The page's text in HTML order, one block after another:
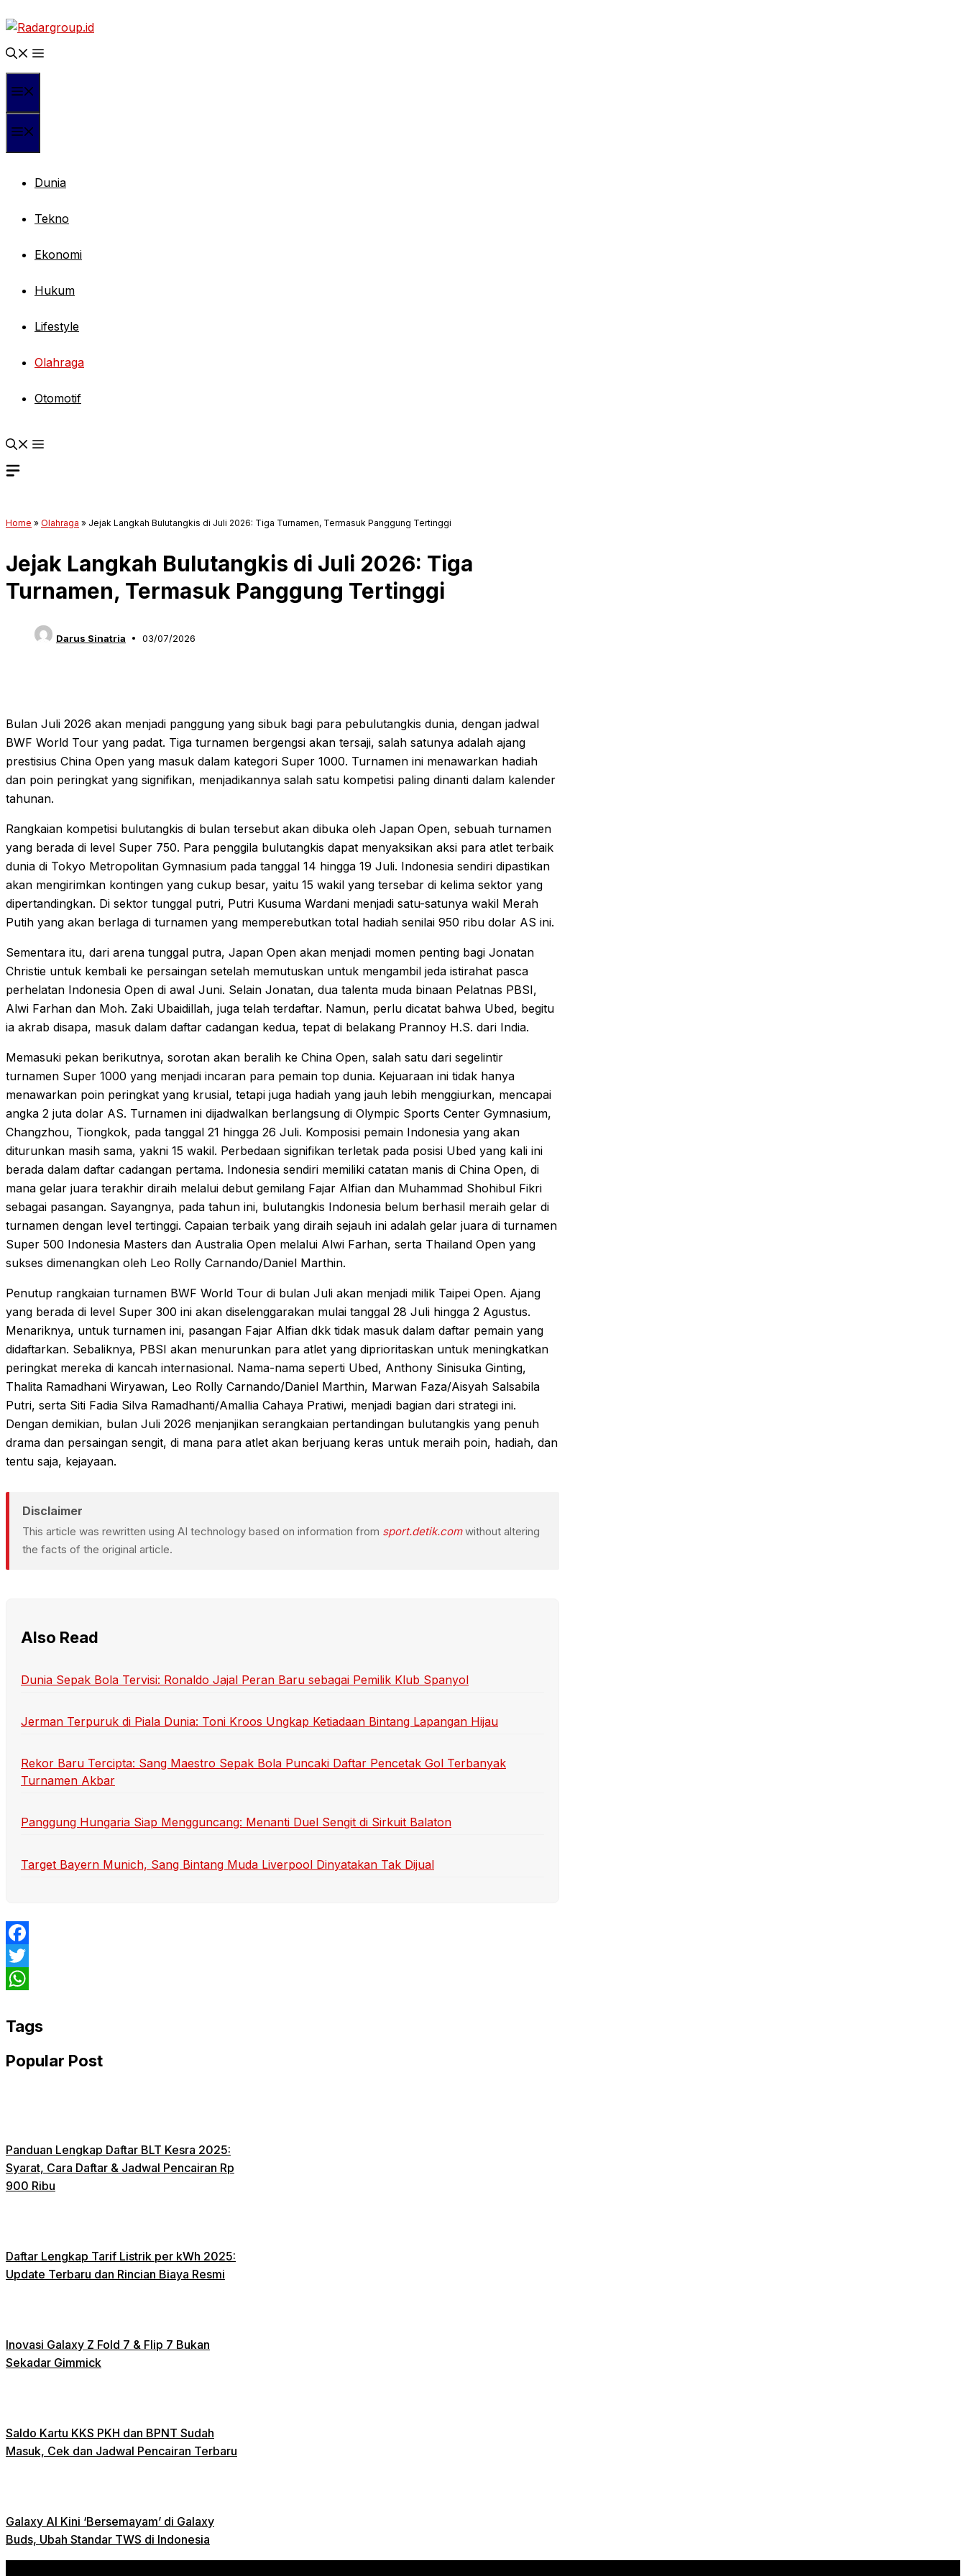
ke
isi
Dunia
Tekno
Ekonomi
Hukum
Lifestyle
Olahraga
Otomotif
Home » Olahraga » Jejak Langkah Bulutangkis di Juli 2026: Tiga Turnamen, Termasuk Panggung Tertinggi
Jejak Langkah Bulutangkis di Juli 2026: Tiga
Turnamen, Termasuk Panggung Tertinggi
Darus Sinatria 03/07/2026
Bulan Juli 2026 akan menjadi panggung yang sibuk bagi para pebulutangkis dunia, dengan jadwal
BWF World Tour yang padat. Tiga turnamen bergengsi akan tersaji, salah satunya adalah ajang
prestisius China Open yang masuk dalam kategori Super 1000. Turnamen ini menawarkan hadiah
dan poin peringkat yang signifikan, menjadikannya salah satu kompetisi paling dinanti dalam kalender
tahunan.
Rangkaian kompetisi bulutangkis di bulan tersebut akan dibuka oleh Japan Open, sebuah turnamen
yang berada di level Super 750. Para penggila bulutangkis dapat menyaksikan aksi para atlet terbaik
dunia di Tokyo Metropolitan Gymnasium pada tanggal 14 hingga 19 Juli. Indonesia sendiri dipastikan
akan mengirimkan kontingen yang cukup besar, yaitu 15 wakil yang tersebar di kelima sektor yang
dipertandingkan. Di sektor tunggal putri, Putri Kusuma Wardani menjadi satu-satunya wakil Merah
Putih yang akan berlaga di turnamen yang memperebutkan total hadiah senilai 950 ribu dolar AS ini.
Sementara itu, dari arena tunggal putra, Japan Open akan menjadi momen penting bagi Jonatan
Christie untuk kembali ke persaingan setelah memutuskan untuk mengambil jeda istirahat pasca
perhelatan Indonesia Open di awal Juni. Selain Jonatan, dua talenta muda binaan Pelatnas PBSI,
Alwi Farhan dan Moh. Zaki Ubaidillah, juga telah terdaftar. Namun, perlu dicatat bahwa Ubed, begitu
ia akrab disapa, masuk dalam daftar cadangan kedua, tepat di belakang Prannoy H.S. dari India.
Memasuki pekan berikutnya, sorotan akan beralih ke China Open, salah satu dari segelintir
turnamen Super 1000 yang menjadi incaran para pemain top dunia. Kejuaraan ini tidak hanya
menawarkan poin peringkat yang krusial, tetapi juga hadiah yang jauh lebih menggiurkan, mencapai
angka 2 juta dolar AS. Turnamen ini dijadwalkan berlangsung di Olympic Sports Center Gymnasium,
Changzhou, Tiongkok, pada tanggal 21 hingga 26 Juli. Komposisi pemain Indonesia yang akan
diturunkan masih sama, yakni 15 wakil. Perbedaan signifikan terletak pada posisi Ubed yang kali ini
berada dalam daftar cadangan pertama. Indonesia sendiri memiliki catatan manis di China Open, di
mana gelar juara terakhir diraih melalui debut gemilang Fajar Alfian dan Muhammad Shohibul Fikri
sebagai pasangan. Sayangnya, pada tahun ini, bulutangkis Indonesia belum berhasil meraih gelar di
turnamen dengan level tertinggi. Capaian terbaik yang diraih sejauh ini adalah gelar juara di turnamen
Super 500 Indonesia Masters dan Australia Open melalui Alwi Farhan, serta Thailand Open yang
sukses dimenangkan oleh Leo Rolly Carnando/Daniel Marthin.
Penutup rangkaian turnamen BWF World Tour di bulan Juli akan menjadi milik Taipei Open. Ajang
yang berada di level Super 300 ini akan diselenggarakan mulai tanggal 28 Juli hingga 2 Agustus.
Menariknya, untuk turnamen ini, pasangan Fajar Alfian dkk tidak masuk dalam daftar pemain yang
didaftarkan. Sebaliknya, PBSI akan menurunkan para atlet yang diprioritaskan untuk meningkatkan
peringkat mereka di kancah internasional. Nama-nama seperti Ubed, Anthony Sinisuka Ginting,
Thalita Ramadhani Wiryawan, Leo Rolly Carnando/Daniel Marthin, Marwan Faza/Aisyah Salsabila
Putri, serta Siti Fadia Silva Ramadhanti/Amallia Cahaya Pratiwi, menjadi bagian dari strategi ini.
Dengan demikian, bulan Juli 2026 menjanjikan serangkaian pertandingan bulutangkis yang penuh
drama dan persaingan sengit, di mana para atlet akan berjuang keras untuk meraih poin, hadiah, dan
tentu saja, kejayaan.
Disclaimer
This article was rewritten using AI technology based on information from sport.detik.comwithout altering
the facts of the original article.
Also Read
Dunia Sepak Bola Tervisi: Ronaldo Jajal Peran Baru sebagai Pemilik Klub Spanyol
Jerman Terpuruk di Piala Dunia: Toni Kroos Ungkap Ketiadaan Bintang Lapangan Hijau
Rekor Baru Tercipta: Sang Maestro Sepak Bola Puncaki Daftar Pencetak Gol Terbanyak
Turnamen Akbar
Panggung Hungaria Siap Mengguncang: Menanti Duel Sengit di Sirkuit Balaton
Target Bayern Munich, Sang Bintang Muda Liverpool Dinyatakan Tak Dijual
Facebook
Twitter
Tags
Popular Post
Panduan Lengkap Daftar BLT Kesra 2025:
Syarat, Cara Daftar & Jadwal Pencairan Rp
900 Ribu
Daftar Lengkap Tarif Listrik per kWh 2025:
Update Terbaru dan Rincian Biaya Resmi
Inovasi Galaxy Z Fold 7 & Flip 7 Bukan
Sekadar Gimmick
Saldo Kartu KKS PKH dan BPNT Sudah
Masuk, Cek dan Jadwal Pencairan Terbaru
Galaxy AI Kini ‘Bersemayam’ di Galaxy
Buds, Ubah Standar TWS di Indonesia